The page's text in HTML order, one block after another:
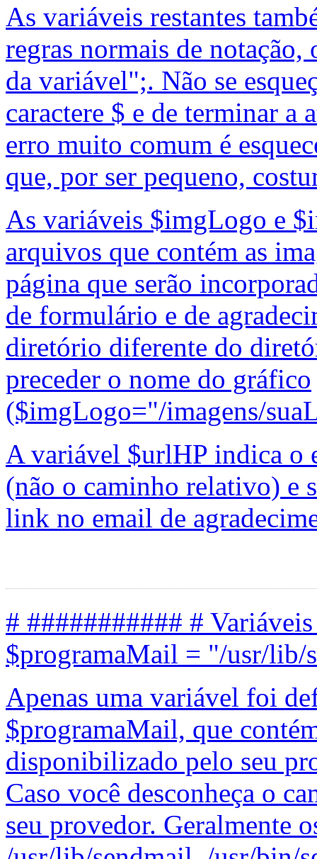
As variáveis restantes
regras normais de
da variável";. Não se
caractere $ e de terminar a
erro muito comum é
que, por ser pequeno,
As variáveis $imgLogo e
arquivos que contém as
página que serão
de formulário e de
diretório diferente do
preceder o nome do gráfico
($imgLogo="/imagens/
A variável $urlHP indica o
(não o caminho relativo) e
link no email de
# ########### #
$programaMail = "/usr/lib/
Apenas uma variável foi
$programaMail, que
disponibilizado pelo seu
Caso você desconheça o
seu provedor. Geralmente